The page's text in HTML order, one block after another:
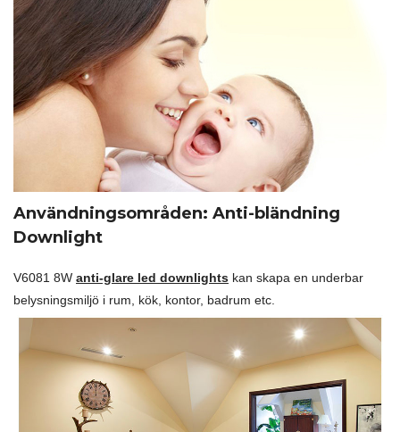
Användningsområden: Anti-bländning
Downlight
V6081 8W anti-glare led downlights kan skapa en underbar
belysningsmiljö i rum, kök, kontor, badrum etc.